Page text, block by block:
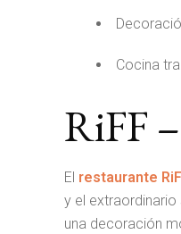
Cocina
RiFF
El restaurante
y el
una decoración